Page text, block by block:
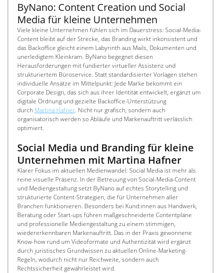
ByNano: Content Creation und Social
Media für kleine Unternehmen
Viele kleine Unternehmen fühlen sich im Dauerstress: Social-Media-
Content bleibt auf der Strecke, das Branding wirkt inkonsistent und
das Backoffice gleicht einem Labyrinth aus Mails, Dokumenten und
unerledigtem Kleinkram. ByNano begegnet diesen
Herausforderungen mit fundierter virtueller Assistenz und
strukturiertem Büroservice. Statt standardisierter Vorlagen stehen
individuelle Ansätze im Mittelpunkt: Jede Marke bekommt ein
Corporate Design, das sich aus ihrer Identität entwickelt, ergänzt um
digitale Ordnung und gezielte Backoffice-Unterstützung
durch Martina Hafner. Nicht nur grafisch, sondern auch
organisatorisch werden so Abläufe und Markenauftritt verlässlich
optimiert.
Social Media und Branding für kleine
Unternehmen mit Martina Hafner
Klarer Fokus im aktuellen Medienwandel: Social Media ist mehr als
reine visuelle Präsenz. In der Betreuung von Social-Media-Content
und Mediengestaltung setzt ByNano auf echtes Storytelling und
strukturierte Content-Strategien, die für Unternehmen aller
Branchen funktionieren. Besonders bei Kund:innen aus Handwerk,
Beratung oder Start-ups führen maßgeschneiderte Contentpläne
und professionelle Mediengestaltung zu einem stimmigen,
wiedererkennbaren Markenauftritt. Das in der Praxis gewonnene
Know-how rund um Videoformate und Authentizität wird ergänzt
durch juristisches Grundwissen zu aktuellen Online-Marketing-
Regeln, wodurch nicht nur Reichweite, sondern auch
Rechtssicherheit gewährleistet wird.